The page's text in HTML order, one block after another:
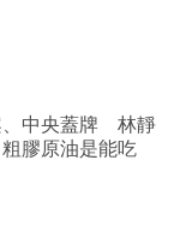
、中央蓋牌 林靜
膠原油是能吃